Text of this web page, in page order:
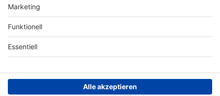
Grounding Page ANTENNE
BAYERN
Datenschutz­erklärung
einstellungen